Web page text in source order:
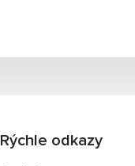
Rýchle odkazy